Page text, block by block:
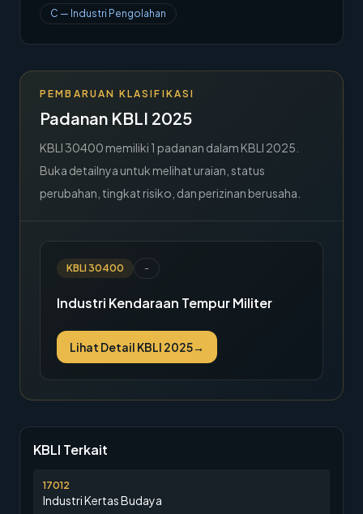
Hubungi Kami→
C — Industri Pengolahan
PEMBARUAN KLASIFIKASI
Padanan KBLI 2025
KBLI30400 memiliki 1 padanan dalam KBLI 2025.
Buka detailnya untuk melihat uraian, status
perubahan, tingkat risiko, dan perizinan berusaha.
KBLI 30400 -
Industri Kendaraan Tempur Militer
Lihat Detail KBLI 2025→
KBLI Terkait
17012
Industri Kertas Budaya